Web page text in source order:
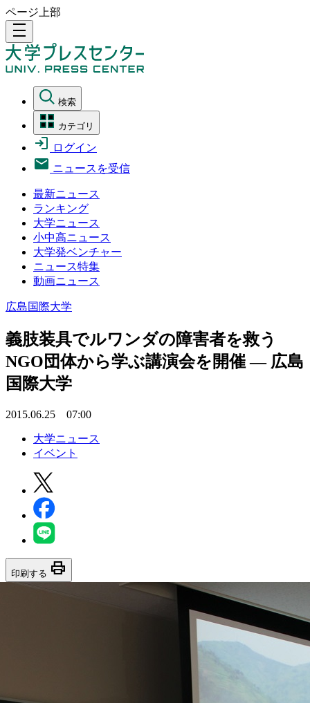
ページ上部
density_medium
検索
カテゴリ
ログイン
ニュースを受信
最新ニュース
ランキング
大学ニュース
小中高ニュース
大学発ベンチャー
ニュース特集
動画ニュース
広島国際大学
義肢装具でルワンダの障害者を救う
NGO団体から学ぶ講演会を開催 — 広島
国際大学
2015.06.25 07:00
大学ニュース
イベント
印刷する print